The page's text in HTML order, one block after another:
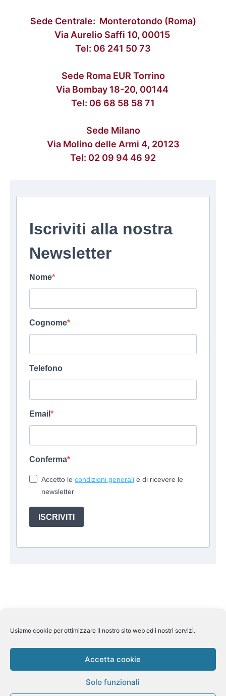
Usiamo cookie per ottimizzare il nostro sito web ed i nostri servizi.
Accetta cookie
Solo funzionali
Sede Centrale: Monterotondo (Roma)
Via Aurelio Saffi 10, 00015
Tel: 06 241 50 73
Sede Roma EUR Torrino
Via Bombay 18-20, 00144
Tel: 06 68 58 58 71
Sede Milano
Via Molino delle Armi 4, 20123
Tel: 02 09 94 46 92
Iscriviti alla nostra
Newsletter
Nome
Cognome
Telefono
Email
Conferma
Accetto le condizioni generali e di ricevere le
newsletter
ISCRIVITI
Suite Travel byHelkin SrlVia Aurelio Saffi, 10 00015
Licenza Regione Lombardia n 269858
1/85078/319/180904343/4 Fondo di garanzia Fondo Vacanze
Felici n. 2410